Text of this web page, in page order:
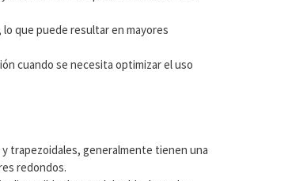
que puede resultar en mayores
cuando se necesita optimizar el uso
trapezoidales, generalmente tienen una
redondos.